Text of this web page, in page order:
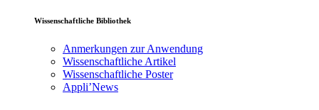
Wissenschaftliche Bibliothek
Anmerkungen zur Anwendung
Wissenschaftliche Artikel
Wissenschaftliche Poster
Appli’News